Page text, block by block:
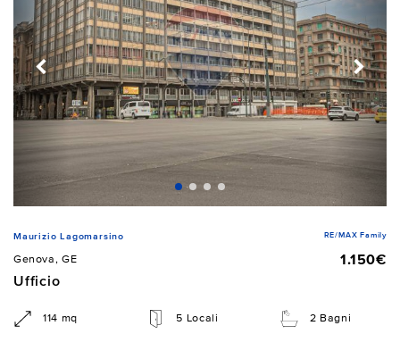
Maurizio Lagomarsino RE/MAX Family
Genova, GE
1.150€
Ufficio
114 mq 5 Locali 2 Bagni